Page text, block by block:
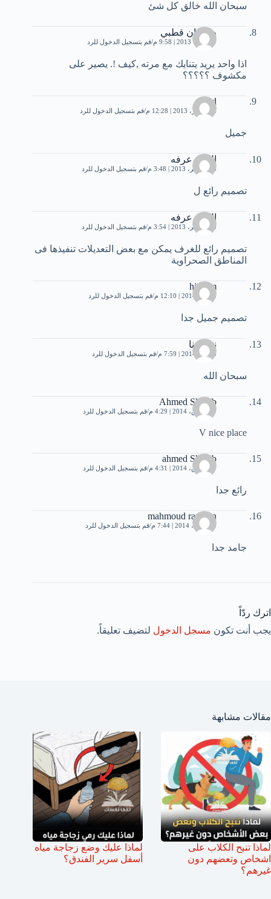
سبحان الله خالق كل شئ
طرازان قطبي
1 أكتوبر، 2013 | 9:58 م قم بتسجيل الدخول للرد
اذا واحد يريد يتنايك مع مرته ,كيف !. يصير على
مكشوف ؟؟؟؟؟
sajad
24 أكتوبر، 2013 | 12:28 م قم بتسجيل الدخول للرد
جميل
السيد عرفه
23 نوفمبر، 2013 | 3:48 م قم بتسجيل الدخول للرد
تصميم رائع ل
السيد عرفه
23 نوفمبر، 2013 | 3:54 م قم بتسجيل الدخول للرد
تصميم رائع للغرف يمكن مع بعض التعديلات تنفيذها فى
المناطق الصحراوية
hisham
5 يناير، 2014 | 12:10 م قم بتسجيل الدخول للرد
تصميم جميل جدا
نونا نونا
5 يناير، 2014 | 7:59 م قم بتسجيل الدخول للرد
سبحان الله
Ahmed Shoaib
17 مارس، 2014 | 4:29 م قم بتسجيل الدخول للرد
V nice place
ahmed Shoaib
17 مارس، 2014 | 4:31 م قم بتسجيل الدخول للرد
رائع جدا
mahmoud ramdan
10 أبريل، 2014 | 7:44 م قم بتسجيل الدخول للرد
جامد جدا
اترك ردّاً
يجب أنت تكون مسجل الدخول لتضيف تعليقاً.
مقالات مشابهة
لماذا تنبح الكلاب على
اشخاص وتعضهم دون
غيرهم؟
لماذا عليك وضع زجاجة مياه
أسفل سرير الفندق؟